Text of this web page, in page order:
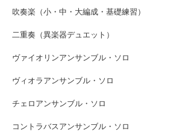
吹奏楽（小・中・大編成・基礎練習）
二重奏（異楽器デュエット）
ヴァイオリンアンサンブル・ソロ
ヴィオラアンサンブル・ソロ
チェロアンサンブル・ソロ
コントラバスアンサンブル・ソロ